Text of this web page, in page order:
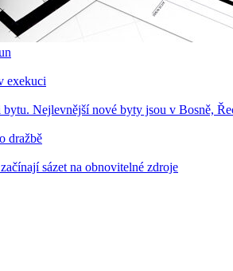
exekuci
Nejlevnější nové byty jsou v Bosně,
dražbě
sázet na obnovitelné zdroje